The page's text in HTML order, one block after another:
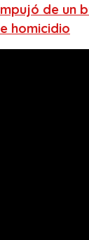
de un
homicidio